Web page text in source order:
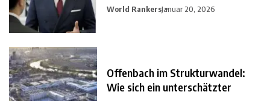
World RankersJanuar 20, 2026
Offenbach im Strukturwandel:
Wie sich ein unterschätzter